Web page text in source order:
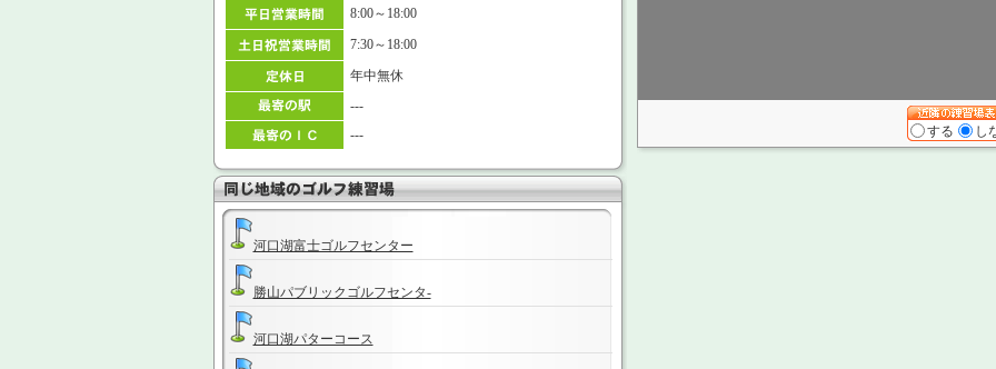
8:00～18:00
7:30～18:00
年中無休
---
---
河口湖富士ゴルフセンター
勝山パブリックゴルフセンタ-
河口湖パターコース
する し